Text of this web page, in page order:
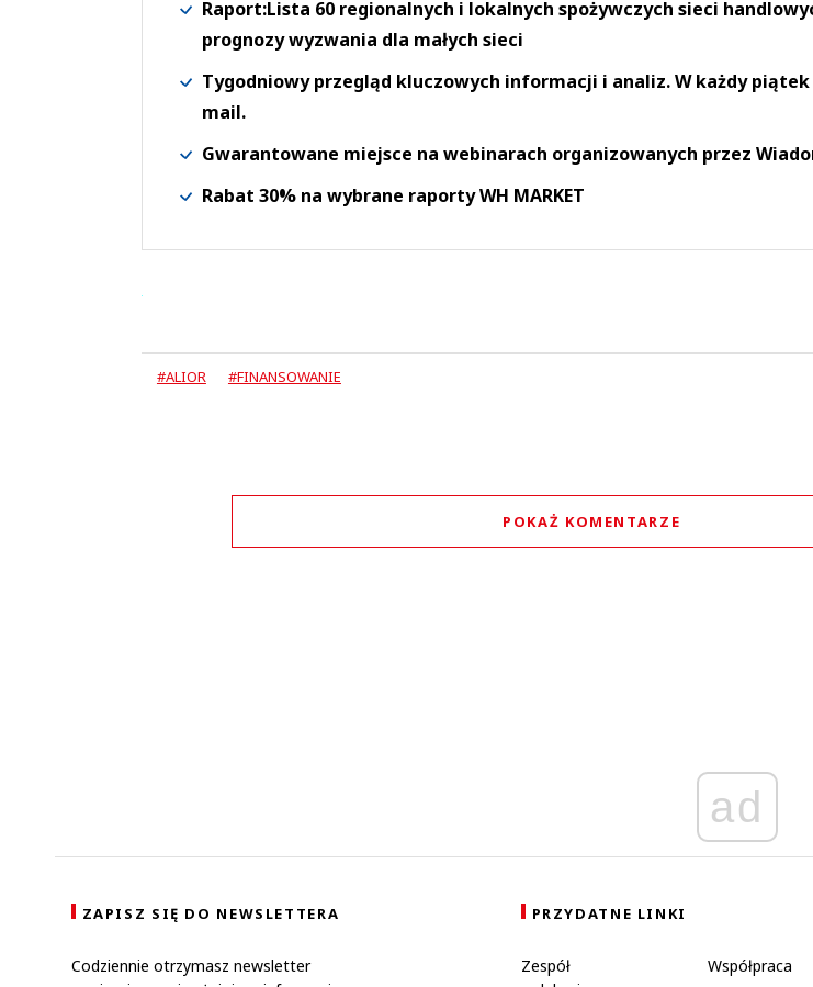
Raport:Lista 60 regionalnych i lokalnych spożywczych sieci
prognozy wyzwania dla małych sieci
Tygodniowy przegląd kluczowych informacji i analiz. W każdy
mail.
Gwarantowane miejsce na webinarach organizowanych przez
Rabat 30% na wybrane raporty WH MARKET
#ALIOR #FINANSOWANIE
POKAŻ KOMENTARZE
ad
ZAPISZ SIĘ DO NEWSLETTERA
Codziennie otrzymasz newsletter
PRZYDATNE LINKI
Zespół
Współpraca